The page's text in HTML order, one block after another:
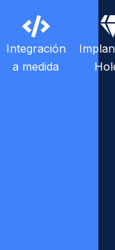
Integración
a medida